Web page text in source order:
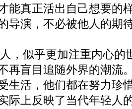
能真正活出自己想要的
导演，不必被他人的期
，似乎更加注重内心的
再盲目追随外界的潮流
生活，他们都在努力珍
际上反映了当代年轻人